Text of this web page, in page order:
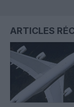
ARTICLES